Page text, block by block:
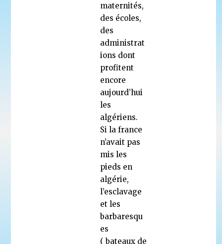
maternités,
des écoles,
des
administrat
ions dont
profitent
encore
aujourd’hui
les
algériens.
Si la france
n’avait pas
mis les
pieds en
algérie,
l’esclavage
et les
barbaresqu
es
( bateaux de